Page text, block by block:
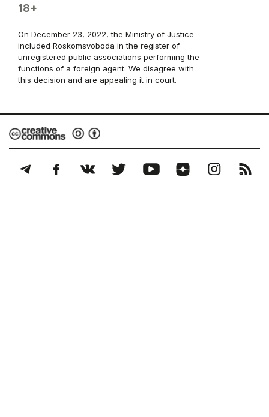
18+
On December 23, 2022, the Ministry of Justice
included Roskomsvoboda in the register of
unregistered public associations performing the
functions of a foreign agent. We disagree with
this decision and are appealing it in court.